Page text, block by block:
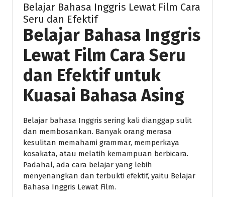
Belajar Bahasa Inggris Lewat Film Cara
Seru dan Efektif
Belajar Bahasa Inggris
Lewat Film Cara Seru
dan Efektif untuk
Kuasai Bahasa Asing
Belajar bahasa Inggris sering kali dianggap sulit
dan membosankan. Banyak orang merasa
kesulitan memahami grammar, memperkaya
kosakata, atau melatih kemampuan berbicara.
Padahal, ada cara belajar yang lebih
menyenangkan dan terbukti efektif, yaitu Belajar
Bahasa Inggris Lewat Film.